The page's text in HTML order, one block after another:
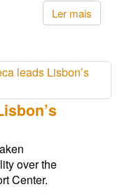
Ler mais
over the
Center.